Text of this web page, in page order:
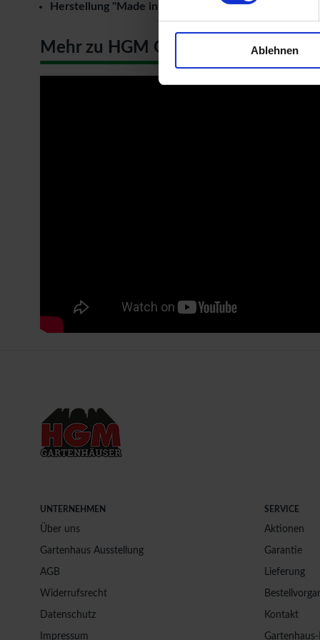
Ablehnen
Herstellung "Made in Germany"
Mehr zu HGM Gartenhäuser
UNTERNEHMEN
Über uns
Gartenhaus Ausstellung
AGB
Widerrufsrecht
Datenschutz
Impressum
SERVICE
Aktionen
Garantie
Lieferung
Kontakt